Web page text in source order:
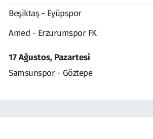
Beşiktaş - Eyüpspor
Amed - Erzurumspor FK
17 Ağustos, Pazartesi
Samsunspor - Göztepe